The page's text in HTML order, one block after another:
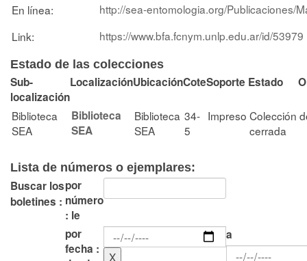
En línea:
http://sea-entomologia.org/Publicaciones/
Link:
https://www.bfa.fcnym.unlp.edu.ar/id/53979
Estado de las colecciones
Sub-
localización
LocalizaciónUbicaciónCoteSoporte Estado
Biblioteca
SEA
Biblioteca
SEA
Biblioteca
SEA
34-
5
Impreso Colección
cerrada
Lista de números o ejemplares:
Buscar los
boletines :
por
número
: le
por
fecha :
a